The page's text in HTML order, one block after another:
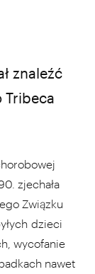
znaleźć
zjechała
Związku
dzieci
wycofanie
nawet